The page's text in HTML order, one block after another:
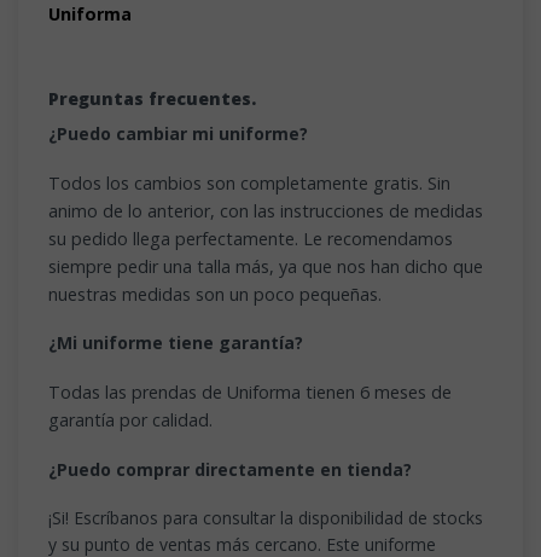
Uniforma
Preguntas frecuentes.
¿Puedo cambiar mi uniforme?
Todos los cambios son completamente gratis. Sin
animo de lo anterior, con las instrucciones de medidas
su pedido llega perfectamente. Le recomendamos
siempre pedir una talla más, ya que nos han dicho que
nuestras medidas son un poco pequeñas.
¿Mi uniforme tiene garantía?
Todas las prendas de Uniforma tienen 6 meses de
garantía por calidad.
¿Puedo comprar directamente en tienda?
¡Si! Escríbanos para consultar la disponibilidad de stocks
y su punto de ventas más cercano. Este uniforme